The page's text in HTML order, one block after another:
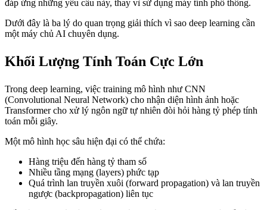
đáp ứng những yêu cầu này, thay vì sử dụng máy tính phổ thông.
Dưới đây là ba lý do quan trọng giải thích vì sao deep learning cần
một máy chủ AI chuyên dụng.
Khối Lượng Tính Toán Cực Lớn
Trong deep learning, việc training mô hình như CNN
(Convolutional Neural Network) cho nhận diện hình ảnh hoặc
Transformer cho xử lý ngôn ngữ tự nhiên đòi hỏi hàng tỷ phép tính
toán mỗi giây.
Một mô hình học sâu hiện đại có thể chứa:
Hàng triệu đến hàng tỷ tham số
Nhiều tầng mạng (layers) phức tạp
Quá trình lan truyền xuôi (forward propagation) và lan truyền
ngược (backpropagation) liên tục